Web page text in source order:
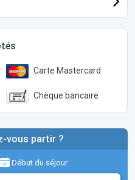
Carte Mastercard
Chèque bancaire
vous partir ?
Début du séjour